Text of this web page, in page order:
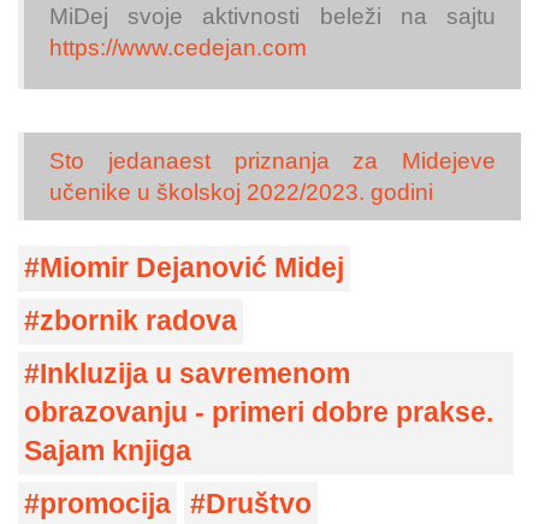
MiDej svoje aktivnosti beleži na sajtu
https://www.cedejan.com
Sto jedanaest priznanja za Midejeve
učenike u školskoj 2022/2023. godini
Miomir Dejanović Midej
zbornik radova
Inkluzija u savremenom
obrazovanju - primeri dobre prakse.
Sajam knjiga
promocija
Društvo